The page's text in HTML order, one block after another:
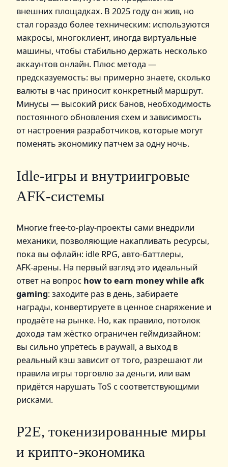
внешних площадках. В 2025 году он жив, но
стал гораздо более техническим: используются
макросы, многоклиент, иногда виртуальные
машины, чтобы стабильно держать несколько
аккаунтов онлайн. Плюс метода —
предсказуемость: вы примерно знаете, сколько
валюты в час приносит конкретный маршрут.
Минусы — высокий риск банов, необходимость
постоянного обновления схем и зависимость
от настроения разработчиков, которые могут
поменять экономику патчем за одну ночь.
Idle‑игры и внутриигровые
AFK‑системы
Многие free‑to‑play‑проекты сами внедрили
механики, позволяющие накапливать ресурсы,
пока вы офлайн: idle RPG, авто-баттлеры,
AFK‑арены. На первый взгляд это идеальный
ответ на вопрос how to earn money while afk
gaming: заходите раз в день, забираете
награды, конвертируете в ценное снаряжение и
продаёте на рынке. Но, как правило, потолок
дохода там жёстко ограничен геймдизайном:
вы сильно упрётесь в paywall, а выход в
реальный кэш зависит от того, разрешают ли
правила игры торговлю за деньги, или вам
придётся нарушать ToS с соответствующими
рисками.
P2E, токенизированные миры
и крипто-экономика